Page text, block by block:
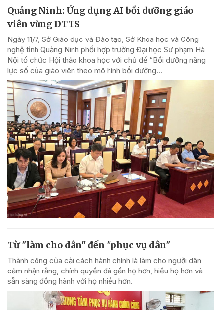
Quảng Ninh: Ứng dụng AI bồi dưỡng giáo
viên vùng DTTS
Ngày 11/7, Sở Giáo dục và Đào tạo, Sở Khoa học và Công
nghệ tỉnh Quảng Ninh phối hợp trường Đại học Sư phạm Hà
Nội tổ chức Hội thảo khoa học với chủ đề “Bồi dưỡng năng
lực số của giáo viên theo mô hình bồi dưỡng...
Từ "làm cho dân" đến "phục vụ dân"
Thành công của cải cách hành chính là làm cho người dân
cảm nhận rằng, chính quyền đã gần họ hơn, hiểu họ hơn và
sẵn sàng đồng hành với họ nhiều hơn.